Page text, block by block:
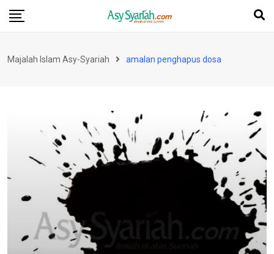
Skip
Majalah Islam Asy-Syariah amalan penghapus dosa